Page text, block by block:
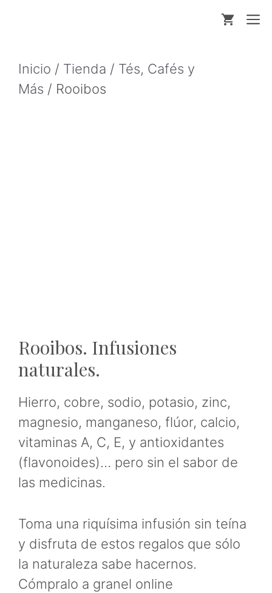
Inicio / Tienda / Tés, Cafés y
Más / Rooibos
Rooibos. Infusiones
naturales.
Hierro, cobre, sodio, potasio, zinc,
magnesio, manganeso, flúor, calcio,
vitaminas A, C, E, y antioxidantes
(flavonoides)… pero sin el sabor de
las medicinas.
Toma una riquísima infusión sin teína
y disfruta de estos regalos que sólo
la naturaleza sabe hacernos.
Cómpralo a granel online